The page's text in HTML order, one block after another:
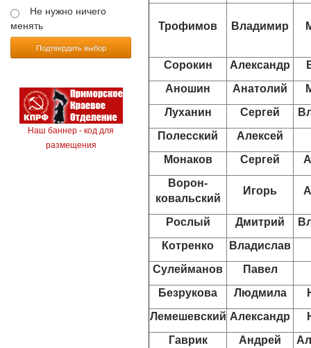
Не нужно ничего
менять
Подтвердить выбор
Наш баннер - код для
размещения
Трофимов Владимир
Сорокин Александр
Аношин
Анатолий
Луханин
Сергей
Полесский
Алексей
Монаков
Сергей
Ворон-
ковальский
Игорь
Рослый Дмитрий
Котренко
Владислав
Сулейманов
Павел
Безрукова
Людмила
Лемешевский Александр
Гаврик
Андрей